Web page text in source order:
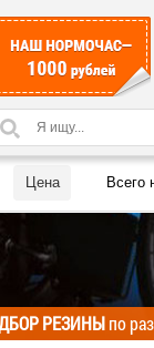
РЕЗИНЫпо
Всего
Цена